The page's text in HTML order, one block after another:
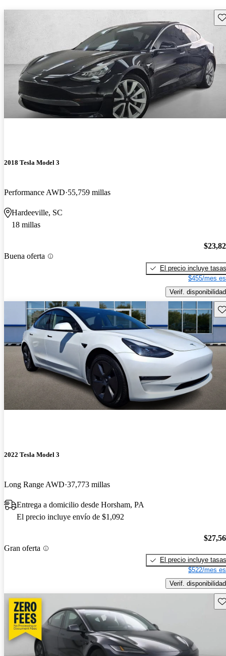
2018 Tesla Model 3
Performance AWD 55,759 millas
Hardeeville, SC
18 millas
Buena oferta
El precio incluye tasas
$455/mes
Verif. disponibilidad
2022 Tesla Model 3
Long Range AWD 37,773 millas
Entrega a domicilio desde Horsham, PA
El precio incluye envío de $1,092
Gran oferta
El precio incluye tasas
$522/mes
Verif. disponibilidad